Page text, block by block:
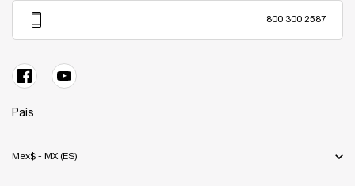
800 300 2587
País
Mex$ - MX (ES)